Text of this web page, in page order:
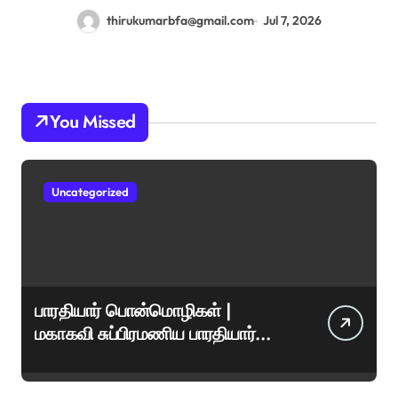
thirukumarbfa@gmail.com Jul 7, 2026
You Missed
Uncategorized
பாரதியார் பொன்மொழிகள் |
மகாகவி சுப்பிரமணிய பாரதியார்
ஊக்கமளிக்கும் வாசகங்கள்